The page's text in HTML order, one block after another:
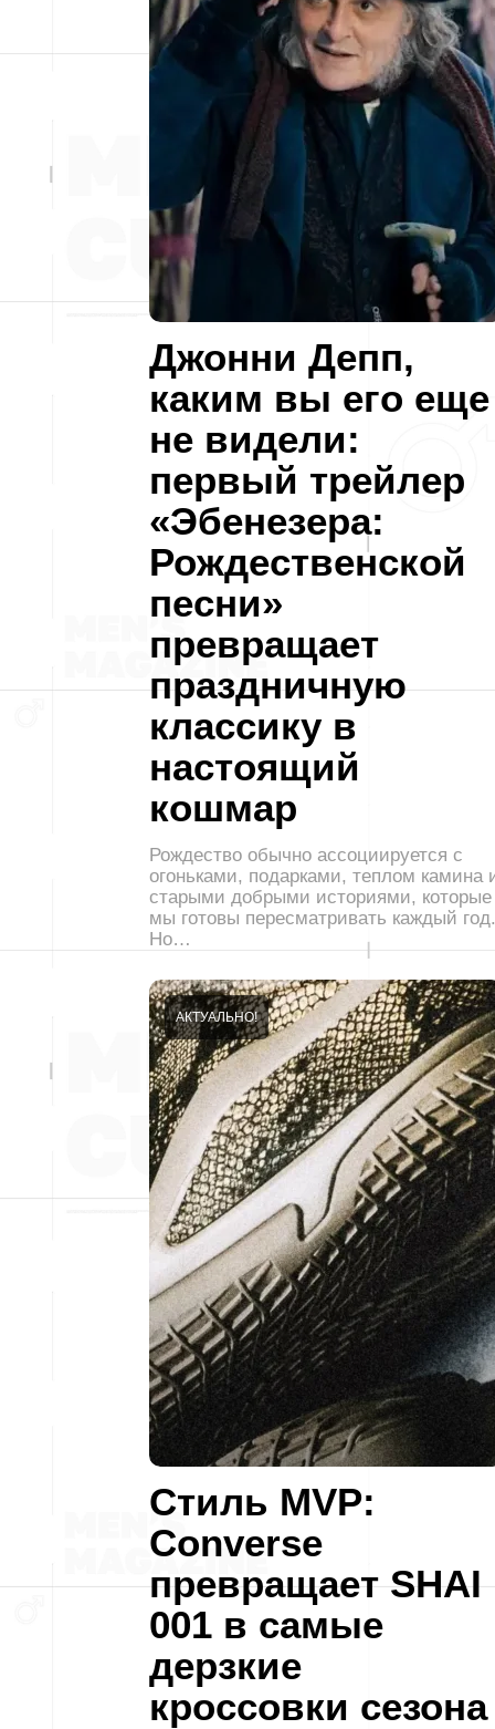
Джонни Депп,
каким вы его еще
не видели:
первый трейлер
«Эбенезера:
Рождественской
песни»
превращает
праздничную
классику в
настоящий
кошмар
Рождество обычно ассоциируется с
огоньками, подарками, теплом камина
старыми добрыми историями, которые
мы готовы пересматривать каждый год.
Но…
Стиль MVP:
Converse
превращает SHAI
001 в самые
дерзкие
кроссовки сезона
АКТУАЛЬНО!